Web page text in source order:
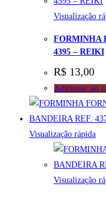
Visualização
FORMINHA
4395 – REIKI
R$ 13,00
Adicionar ao
Visualização rápida
Visualização